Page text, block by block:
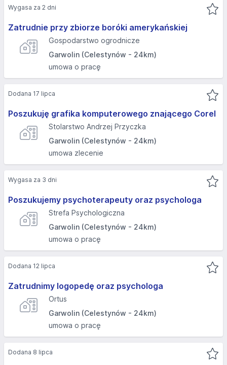
Zatrudnie przy zbiorze boróki amerykańskiej
Gospodarstwo ogrodnicze
Garwolin (Celestynów - 24km)
umowa o pracę
Wygasa za 2 dni
Poszukuję grafika komputerowego znającego Corel
Stolarstwo Andrzej Przyczka
Garwolin (Celestynów - 24km)
umowa zlecenie
Dodana 17 lipca
Poszukujemy psychoterapeuty oraz psychologa
Strefa Psychologiczna
Garwolin (Celestynów - 24km)
umowa o pracę
Wygasa za 3 dni
Zatrudnimy logopedę oraz psychologa
Ortus
Garwolin (Celestynów - 24km)
umowa o pracę
Dodana 12 lipca
Dodana 8 lipca